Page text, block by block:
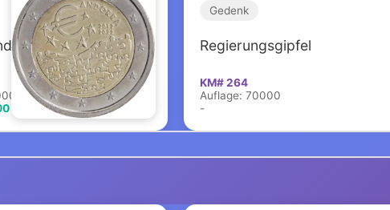
€
Gedenk
Regierungsgipfel
KM# 264
Auflage: 70000
-